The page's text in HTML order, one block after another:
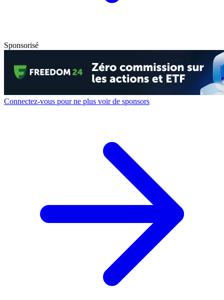
Sponsorisé
Connectez-vous pour ne plus voir de sponsors